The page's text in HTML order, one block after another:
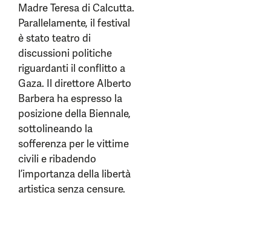
Madre Teresa di Calcutta.
Parallelamente, il festival
è stato teatro di
discussioni politiche
riguardanti il conflitto a
Gaza. Il direttore Alberto
Barbera ha espresso la
posizione della Biennale,
sottolineando la
sofferenza per le vittime
civili e ribadendo
l’importanza della libertà
artistica senza censure.